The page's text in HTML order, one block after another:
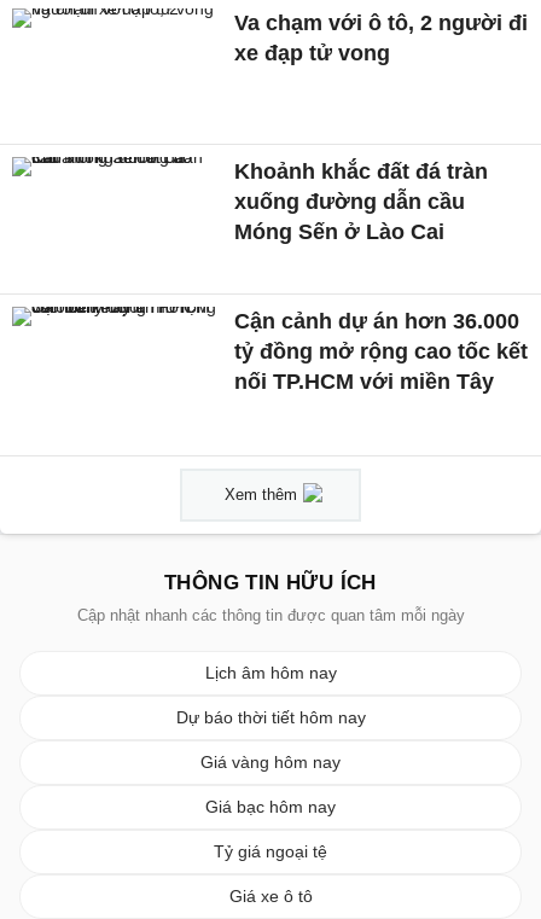
Va chạm với ô tô, 2 người đi
xe đạp tử vong
Khoảnh khắc đất đá tràn
xuống đường dẫn cầu
Móng Sến ở Lào Cai
Cận cảnh dự án hơn 36.000
tỷ đồng mở rộng cao tốc kết
nối TP.HCM với miền Tây
Xem thêm
THÔNG TIN HỮU ÍCH
Cập nhật nhanh các thông tin được quan tâm mỗi ngày
Lịch âm hôm nay
Dự báo thời tiết hôm nay
Giá vàng hôm nay
Giá bạc hôm nay
Tỷ giá ngoại tệ
Giá xe ô tô